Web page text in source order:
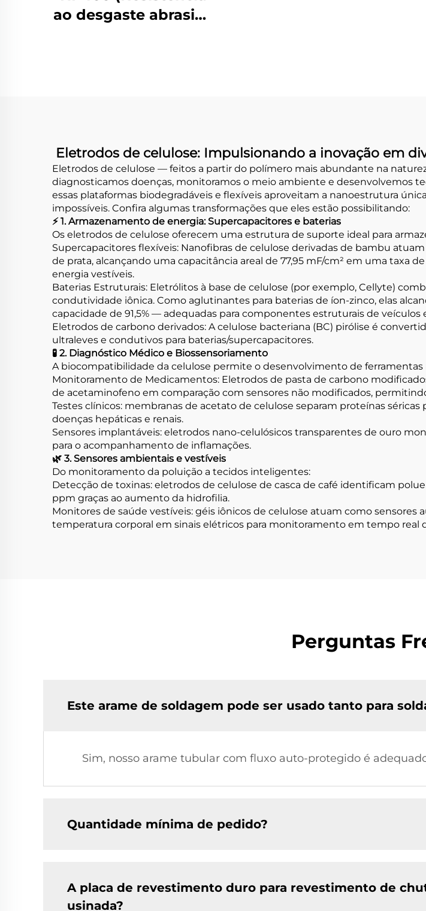
ao desgaste abrasivo
Eletrodos de celulose: Impulsionando a inovação em
Eletrodos de celulose — feitos a partir do polímero mais abundante na
diagnosticamos doenças, monitoramos o meio ambiente e desenvolvemos
essas plataformas biodegradáveis e flexíveis aproveitam a nanoestrutura
impossíveis. Confira algumas transformações que eles estão possibilitando:
⚡ 1. Armazenamento de energia: Supercapacitores e baterias
Os eletrodos de celulose oferecem uma estrutura de suporte ideal para
Supercapacitores flexíveis: Nanofibras de celulose derivadas de bambu
de prata, alcançando uma capacitância areal de 77,95 mF/cm² em uma taxa
energia vestíveis.
Baterias Estruturais: Eletrólitos à base de celulose (por exemplo, Cellyte)
condutividade iônica. Como aglutinantes para baterias de íon-zinco, elas
capacidade de 91,5% — adequadas para componentes estruturais de veículos
Eletrodos de carbono derivados: A celulose bacteriana (BC) pirólise é
ultraleves e condutivos para baterias/supercapacitores.
🧪 2. Diagnóstico Médico e Biossensoriamento
A biocompatibilidade da celulose permite o desenvolvimento de ferramentas
Monitoramento de Medicamentos: Eletrodos de pasta de carbono
de acetaminofeno em comparação com sensores não modificados,
Testes clínicos: membranas de acetato de celulose separam proteínas
doenças hepáticas e renais.
Sensores implantáveis: eletrodos nano-celulósicos transparentes de ouro
para o acompanhamento de inflamações.
🌿 3. Sensores ambientais e vestíveis
Do monitoramento da poluição a tecidos inteligentes:
Detecção de toxinas: eletrodos de celulose de casca de café identificam
ppm graças ao aumento da hidrofilia.
Monitores de saúde vestíveis: géis iônicos de celulose atuam como
temperatura corporal em sinais elétricos para monitoramento em tempo real
Perguntas
Este arame de soldagem pode ser usado tanto para
Sim, nosso arame tubular com fluxo auto-protegido é
Quantidade mínima de pedido?
A placa de revestimento duro para revestimento de
usinada?